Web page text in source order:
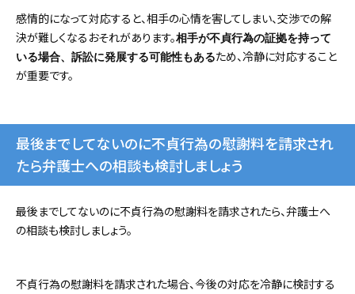
感情的になって対応すると、相手の心情を害してしまい、交渉での解
決が難しくなるおそれがあります。相手が不貞行為の証拠を持って
いる場合、訴訟に発展する可能性もあるため、冷静に対応すること
が重要です。
最後までしてないのに不貞行為の慰謝料を請求され
たら弁護士への相談も検討しましょう
最後までしてないのに不貞行為の慰謝料を請求されたら、弁護士へ
の相談も検討しましょう。
不貞行為の慰謝料を請求された場合、今後の対応を冷静に検討する